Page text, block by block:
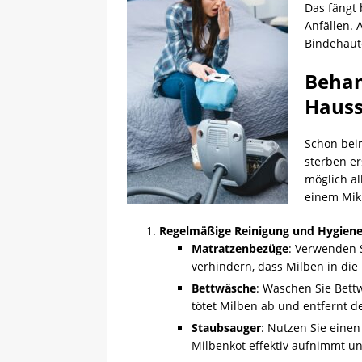
Das fängt
Anfällen.
Schon
sterben
möglich
einem
Regelmäßige Reinigung und Hygiene
Matratzenbezüge: Verwenden
verhindern, dass Milben in
Bettwäsche: Waschen Sie
tötet Milben ab und entfernt
Staubsauger: Nutzen Sie
Milbenkot effektiv aufnimmt